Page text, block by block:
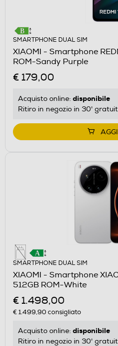
SMARTPHONE DUAL SIM
XIAOMI - Smartphone
ROM-Sandy Purple
€ 179,00
Acquisto online: disponibile
Ritiro in negozio in 30'
SMARTPHONE DUAL SIM
XIAOMI - Smartphone
512GB ROM-White
€ 1.498,00
€ 1.499,90consigliato
Acquisto online: disponibile
Ritiro in negozio in 30'